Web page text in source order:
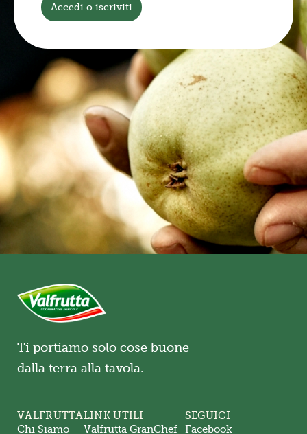
Accedi o iscriviti
Ti portiamo solo cose buone
dalla terra alla tavola.
VALFRUTTA
Chi Siamo
LINK UTILI
Valfrutta GranChef
SEGUICI
Facebook